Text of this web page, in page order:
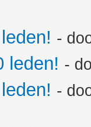
-
leden! -
-